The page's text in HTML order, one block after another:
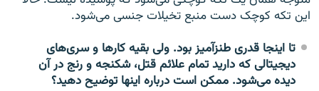
این تکه کوچک دست منبع تخیلات جنسی می‌شود.
تا اینجا قدری طنزآمیز بود. ولی بقیه کارها و سری‌های
دیجیتالی که دارید تمام علائم قتل، شکنجه و رنج در آن
دیده می‌شود. ممکن است درباره اینها توضیح دهید؟